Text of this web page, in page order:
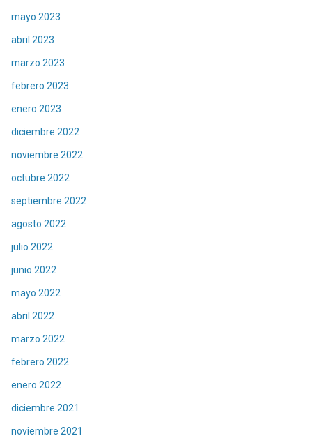
mayo 2023
abril 2023
marzo 2023
febrero 2023
enero 2023
diciembre 2022
noviembre 2022
octubre 2022
septiembre 2022
agosto 2022
julio 2022
junio 2022
mayo 2022
abril 2022
marzo 2022
febrero 2022
enero 2022
diciembre 2021
noviembre 2021